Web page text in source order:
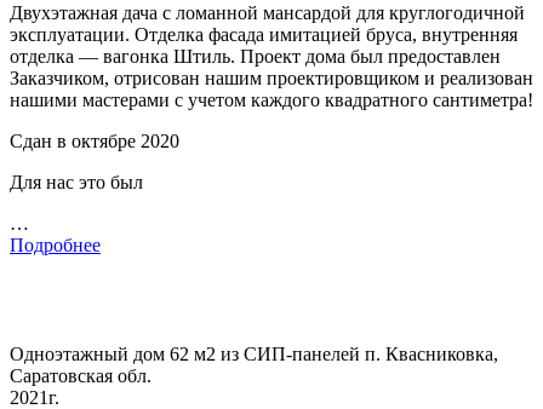
Двухэтажная дача с ломанной мансардой для круглогодичной
эксплуатации. Отделка фасада имитацией бруса, внутренняя
отделка — вагонка Штиль. Проект дома был предоставлен
Заказчиком, отрисован нашим проектировщиком и реализован
нашими мастерами с учетом каждого квадратного сантиметра!
Сдан в октябре 2020
Для нас это был
…
Подробнее
Одноэтажный дом 62 м2 из СИП-панелей п. Квасниковка,
Саратовская обл.
2021г.